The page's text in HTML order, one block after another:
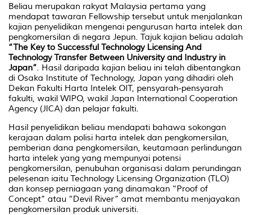
Beliau merupakan rakyat Malaysia pertama yang
mendapat tawaran Fellowship tersebut untuk menjalankan
kajian penyelidikan mengenai pengurusan harta intelek dan
pengkomersilan di negara Jepun. Tajuk kajian beliau adalah
“The Key to Successful Technology Licensing And
Technology Transfer Between University and Industry in
Japan”. Hasil daripada kajian beliau ini telah dibentangkan
di Osaka Institute of Technology, Japan yang dihadiri oleh
Dekan Fakulti Harta Intelek OIT, pensyarah-pensyarah
fakulti, wakil WIPO, wakil Japan International Cooperation
Agency (JICA) dan pelajar fakulti.
Hasil penyelidikan beliau mendapati bahawa sokongan
kerajaan dalam polisi harta intelek dan pengkomersilan,
pemberian dana pengkomersilan, keutamaan perlindungan
harta intelek yang yang mempunyai potensi
pengkomersilan, penubuhan organisasi dalam perundingan
pelesenan iaitu Technology Licensing Organization (TLO)
dan konsep perniagaan yang dinamakan “Proof of
Concept” atau “Devil River” amat membantu menjayakan
pengkomersilan produk universiti.